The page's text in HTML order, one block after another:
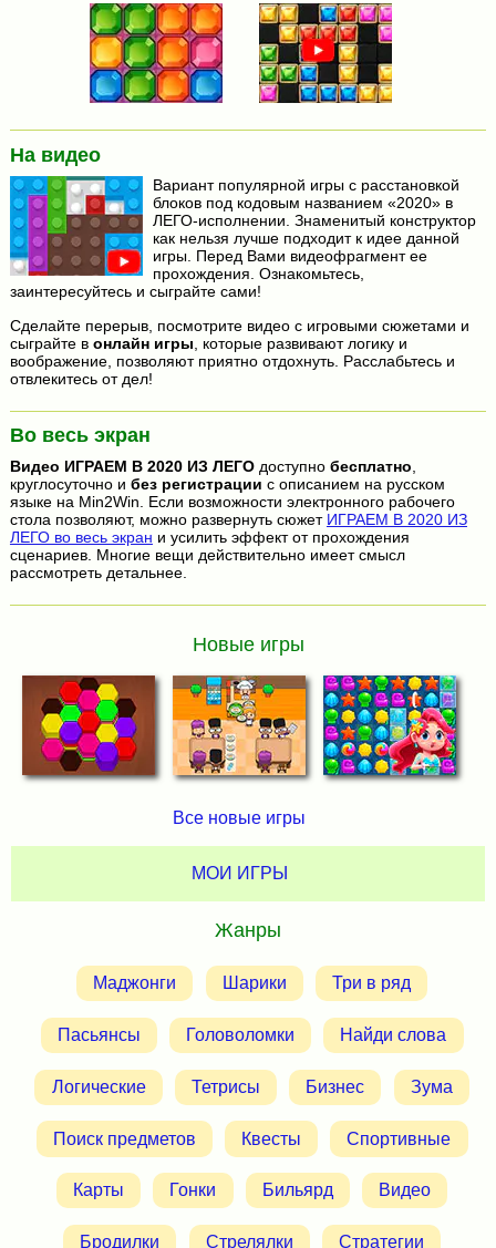
На видео
Вариант популярной игры с расстановкой
блоков под кодовым названием «2020» в
ЛЕГО-исполнении. Знаменитый конструктор
как нельзя лучше подходит к идее данной
игры. Перед Вами видеофрагмент ее
прохождения. Ознакомьтесь,
заинтересуйтесь и сыграйте сами!
Сделайте перерыв, посмотрите видео с игровыми сюжетами и
сыграйте в онлайн игры , которые развивают логику и
воображение, позволяют приятно отдохнуть. Расслабьтесь и
отвлекитесь от дел!
Во весь экран
Видео ИГРАЕМ В 2020 ИЗ ЛЕГОдоступно бесплатно
круглосуточно и без регистрации с описанием на русском
языке на Min2Win. Если возможности электронного рабочего
стола позволяют, можно развернуть сюжет ИГРАЕМ В 2020 ИЗ
ЛЕГО во весь экран и усилить эффект от прохождения
сценариев. Многие вещи действительно имеет смысл
рассмотреть детальнее.
Новые игры
Все новые игры
МОИ ИГРЫ
Жанры
Маджонги Шарики Три в ряд
Пасьянсы Головоломки Найди слова
Логические Тетрисы Бизнес Зума
Поиск предметов Квесты Спортивные
Карты Гонки Бильярд Видео
Бродилки Стрелялки Стратегии